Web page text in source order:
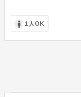
1人OK